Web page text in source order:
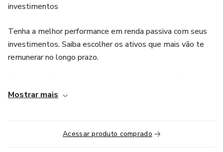
investimentos
Tenha a melhor performance em renda passiva com seus
investimentos. Saiba escolher os ativos que mais vão te
remunerar no longo prazo.
busca aprender como formar renda passiva para
Com o método MRP - Máxima Renda Passiva, além de
organizar suas finanças de um jeito totalmente inovador,
Mostrar mais
Acessar produto comprado